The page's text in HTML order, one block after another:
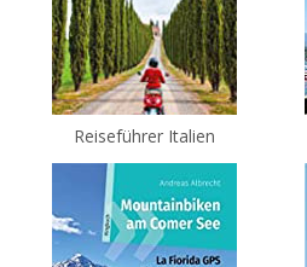
Reiseführer Italien